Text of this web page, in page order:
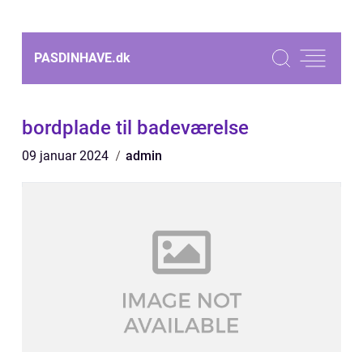
PASDINHAVE.dk
bordplade til badeværelse
09 januar 2024 admin